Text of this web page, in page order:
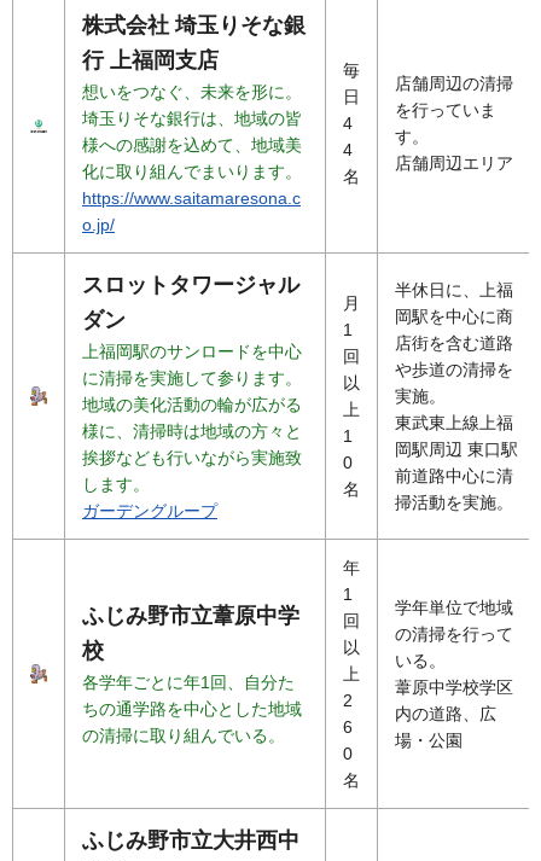
株式会社 埼玉りそな銀
行 上福岡支店
想いをつなぐ、未来を形に。
埼玉りそな銀行は、地域の皆
様への感謝を込めて、地域美
化に取り組んでまいります。
https://www.saitamaresona.c
o.jp/
毎
日
4
4
名
店舗周辺の清掃
を行っていま
す。
店舗周辺エリア
スロットタワージャル
ダン
上福岡駅のサンロードを中心
に清掃を実施して参ります。
地域の美化活動の輪が広がる
様に、清掃時は地域の方々と
挨拶なども行いながら実施致
します。
ガーデングループ
月
1
回
以
上
1
0
名
半休日に、上福
岡駅を中心に商
店街を含む道路
や歩道の清掃を
実施。
東武東上線上福
岡駅周辺 東口駅
前道路中心に清
掃活動を実施。
ふじみ野市立葦原中学
校
各学年ごとに年1回、自分た
ちの通学路を中心とした地域
の清掃に取り組んでいる。
年
1
回
以
上
2
6
0
名
学年単位で地域
の清掃を行って
いる。
葦原中学校学区
内の道路、広
場・公園
ふじみ野市立大井西中